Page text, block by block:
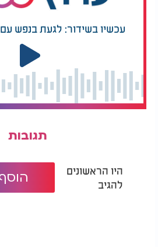
על גבי קרקע מרוצפת וברשות
בברכה,
הרב עזרא שקלים ראש כולל השלום
עכשיו בשידור: לגעת בנפש
תגובות
היו הראשונים
להגיב